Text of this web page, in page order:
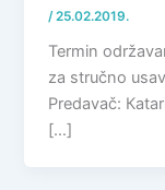
/25.02.2019.
Termin
za stručno
Predavač:
[…]